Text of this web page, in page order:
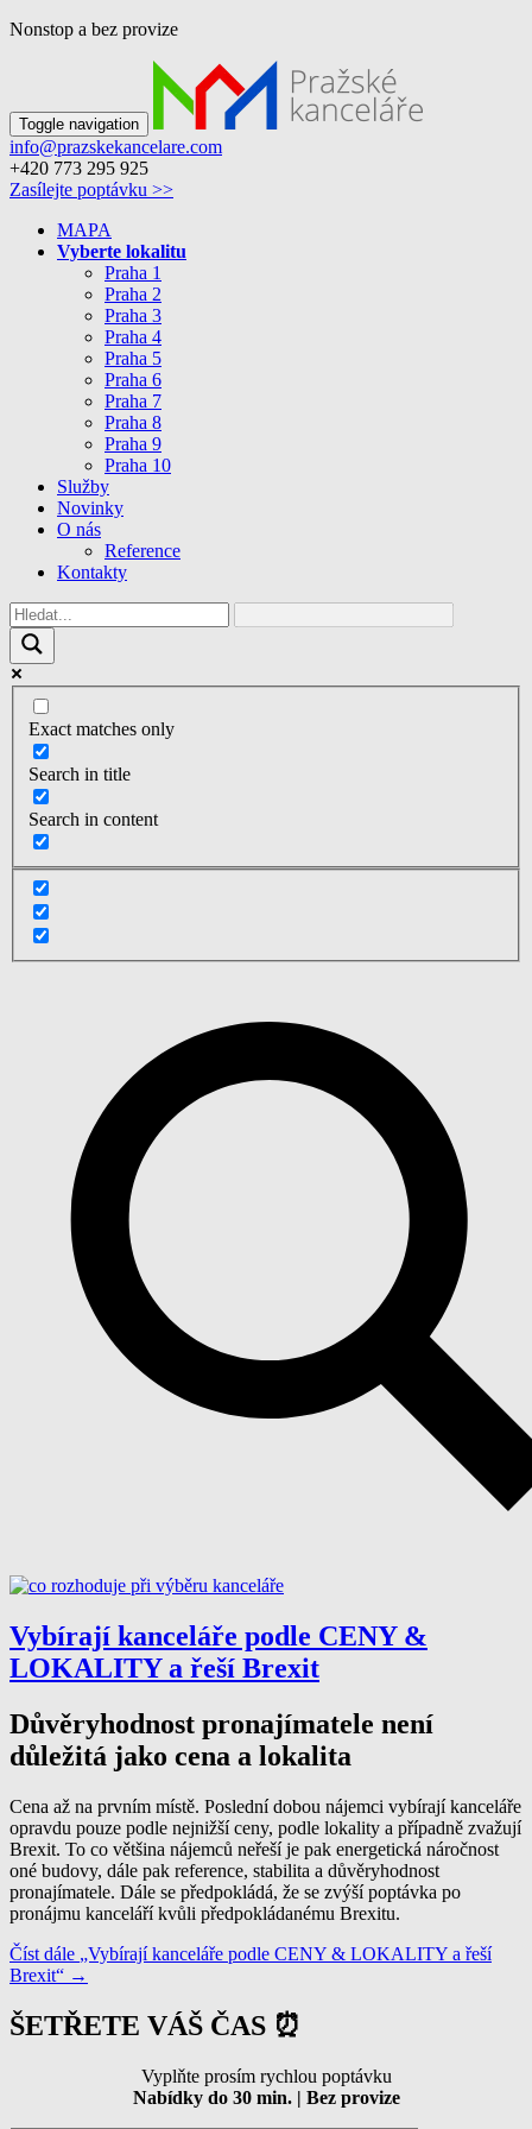
Nonstop a bez provize
Toggle navigation
info@prazskekancelare.com
+420 773 295 925
Zasílejte poptávku >>
MAPA
Vyberte lokalitu
Praha 1
Praha 2
Praha 3
Praha 4
Praha 5
Praha 6
Praha 7
Praha 8
Praha 9
Praha 10
Služby
Novinky
O nás
Reference
Kontakty
Exact matches only
Search in title
Search in content
Vybírají kanceláře podle CENY &
LOKALITY a řeší Brexit
Důvěryhodnost pronajímatele není
důležitá jako cena a lokalita
Cena až na prvním místě. Poslední dobou nájemci vybírají kanceláře
opravdu pouze podle nejnižší ceny, podle lokality a případně zvažují
Brexit. To co většina nájemců neřeší je pak energetická náročnost
oné budovy, dále pak reference, stabilita a důvěryhodnost
pronajímatele. Dále se předpokládá, že se zvýší poptávka po
pronájmu kanceláří kvůli předpokládanému Brexitu.
Číst dále „Vybírají kanceláře podle CENY & LOKALITY a řeší
Brexit“ →
ŠETŘETE VÁŠ ČAS ⏰
Vyplňte prosím rychlou poptávku
Nabídky do 30 min. | Bez provize